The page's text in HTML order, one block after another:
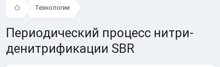
Технологии
Периодический процесс нитри-
денитрификации SBR